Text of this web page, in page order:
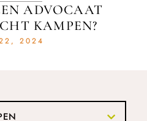
ADVOCAAT
KAMPEN?
2024